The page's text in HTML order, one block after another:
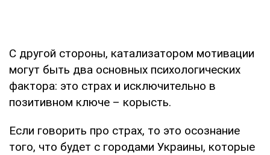
С другой стороны, катализатором мотивации
могут быть два основных психологических
фактора: это страх и исключительно в
позитивном ключе – корысть.
Если говорить про страх, то это осознание
того, что будет с городами Украины, которые